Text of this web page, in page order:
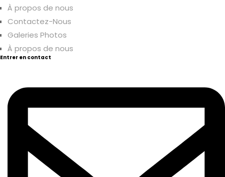
À propos de nous
Contactez-Nous
Galeries Photos
À propos de nous
Entrer en contact